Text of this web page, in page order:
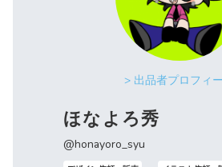
> 出品者プロフィ
ほなよろ秀
@honayoro_syu